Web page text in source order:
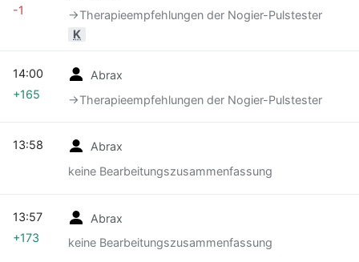
→‎Therapieempfehlungen der Nogier-Pulstester
K
-1
Abrax
→‎Therapieempfehlungen der Nogier-Pulstester
14:00
+165
Abrax
keine Bearbeitungszusammenfassung
13:58
Abrax
keine Bearbeitungszusammenfassung
13:57
+173